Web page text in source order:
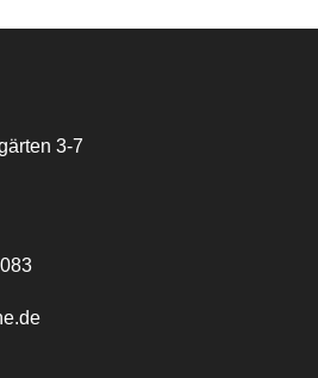
3-7